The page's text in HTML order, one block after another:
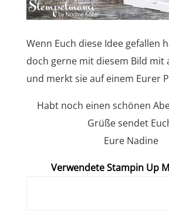
Wenn Euch diese Idee gefallen
doch gerne mit diesem Bild mit
und merkt sie auf einem Eurer
Habt noch einen schönen
Grüße sendet
Eure Nadine
Verwendete Stampin Up